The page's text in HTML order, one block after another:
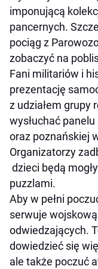
imponującą
pancernych.
pociąg z
zobaczyć na
Fani militariów i
prezentację
z udziałem grupy
wysłuchać
oraz poznańskiej
Organizatorzy
dzieci będą
puzzlami.
Aby w pełni
serwuje
odwiedzających.
dowiedzieć się
ale także poczuć